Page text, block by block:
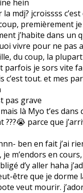
hein
mdj? jcroissss
premièrement je
j’habite dans un
vivre pour ne pas
du coup, la
parfois je sors vite
c’est tout. et mes
pas grave
là Myo t’es dans
???😭 parce que
ben en fait j’ai
je m’endors en
d’y aller haha
être que je dorme
veut mourir.